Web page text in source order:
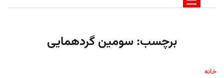
برچسب:سومین گردهمایی
خانه